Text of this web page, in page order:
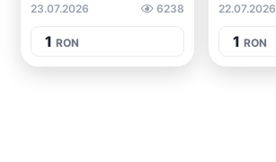
23.07.2026
6238
1 RON
22.07.2026
1 RON